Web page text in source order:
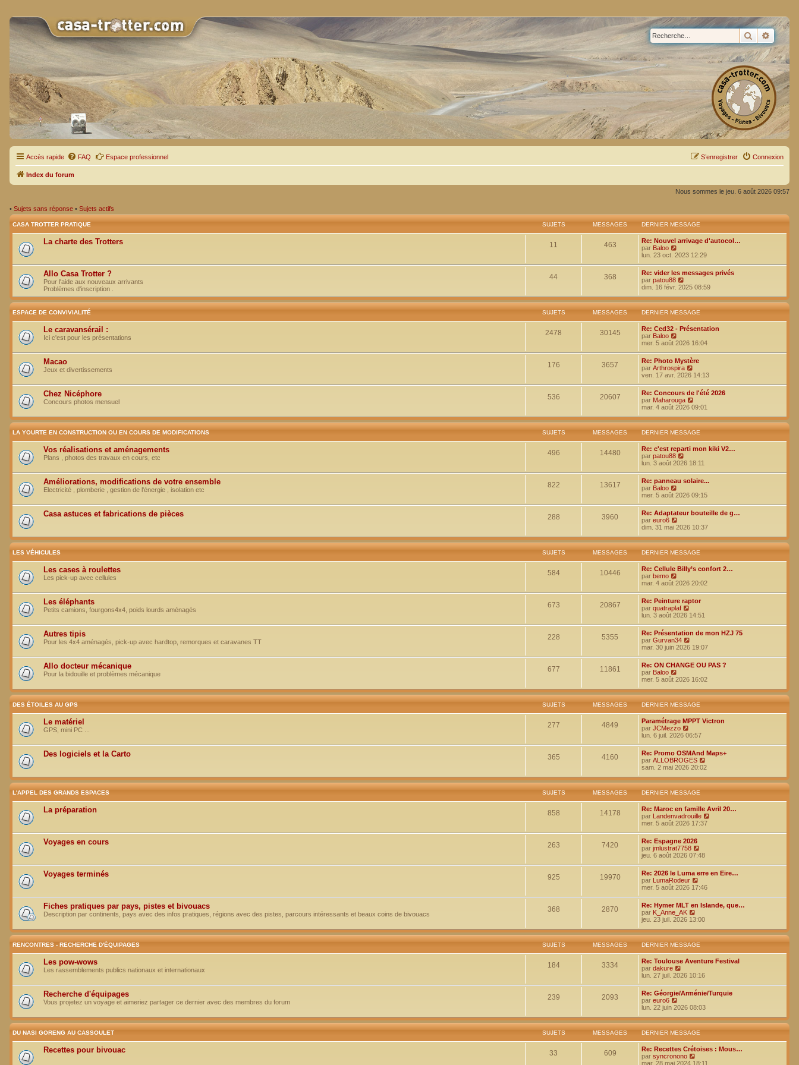
Rechercher
Accès rapide FAQ Espace professionnel Connexion
S’enregistrer
Index du forum
Nous sommes le jeu. 6 août 2026 09:57
• Sujets sans réponse • Sujets actifs
CASA TROTTER PRATIQUE SUJETS MESSAGES DERNIER MESSAGE
La charte des Trotters 11 463
Re: Nouvel arrivage d'autocol…
par Baloo
o
l
e
d
e
r
n
e
r
m
e
s
s
a
g
lun. 23 oct. 2023 12:29
Allo Casa Trotter ?
Pour l'aide aux nouveaux arrivants
Problèmes d'inscription .
44 368
Re: vider les messages privés
par patou88
o
r
l
e
d
e
n
e
r
m
e
s
s
a
g
dim. 16 févr. 2025 08:59
ESPACE DE CONVIVIALITÉ SUJETS MESSAGES DERNIER MESSAGE
Le caravansérail :
Ici c'est pour les présentations
2478 30145
Re: Ced32 - Présentation
par Baloo
o
l
e
d
e
r
n
i
r
m
e
s
s
a
g
mer. 5 août 2026 16:04
Macao
Jeux et divertissements
176 3657
Re: Photo Mystère
par Arthrospira
o
l
d
e
r
n
r
m
e
s
s
g
ven. 17 avr. 2026 14:13
Chez Nicéphore
Concours photos mensuel
536 20607
Re: Concours de l'été 2026
par Maharouga
o
r
l
e
d
e
n
e
r
m
e
s
s
g
mar. 4 août 2026 09:01
LA YOURTE EN CONSTRUCTION OU EN COURS DE MODIFICATIONS SUJETS MESSAGES DERNIER MESSAGE
Vos réalisations et aménagements
Plans , photos des travaux en cours, etc
496 14480
Re: c'est reparti mon kiki V2…
par patou88
o
l
d
e
r
i
r
m
e
s
s
g
lun. 3 août 2026 18:11
Améliorations, modifications de votre ensemble
Electricité , plomberie , gestion de l'énergie , isolation etc
822 13617
Re: panneau solaire...
par Baloo
o
l
d
e
r
n
e
r
m
e
s
s
a
g
mer. 5 août 2026 09:15
Casa astuces et fabrications de pièces 288 3960
Re: Adaptateur bouteille de g…
par euro6
o
r
l
e
d
e
n
r
m
e
s
s
a
g
dim. 31 mai 2026 10:37
LES VÉHICULES SUJETS MESSAGES DERNIER MESSAGE
Les cases à roulettes
Les pick-up avec cellules
584 10446
Re: Cellule Billy’s confort 2…
par bemo
o
l
e
d
e
r
n
i
m
s
s
a
g
mar. 4 août 2026 20:02
Les éléphants
Petits camions, fourgons4x4, poids lourds aménagés
673 20867
Re: Peinture raptor
par quatraplaf
o
l
d
e
r
r
m
e
s
s
g
lun. 3 août 2026 14:51
Autres tipis
Pour les 4x4 aménagés, pick-up avec hardtop, remorques et caravanes TT
228 5355
Re: Présentation de mon HZJ 75
par Gurvan34
o
l
d
e
r
n
e
r
m
e
s
s
a
g
mar. 30 juin 2026 19:07
Allo docteur mécanique
Pour la bidouille et problèmes mécanique
677 11861
Re: ON CHANGE OU PAS ?
par Baloo
o
r
l
e
d
e
r
n
e
r
m
e
s
s
a
g
e
mer. 5 août 2026 16:02
DES ÉTOILES AU GPS SUJETS MESSAGES DERNIER MESSAGE
Le matériel
GPS, mini PC ...
277 4849
Paramétrage MPPT Victron
par JCMezzo
o
l
e
d
e
r
n
r
m
e
s
s
a
g
lun. 6 juil. 2026 06:57
Des logiciels et la Carto 365 4160
Re: Promo OSMAnd Maps+
par ALLOBROGES
o
r
l
d
e
r
n
s
s
g
sam. 2 mai 2026 20:02
L'APPEL DES GRANDS ESPACES SUJETS MESSAGES DERNIER MESSAGE
La préparation 858 14178
Re: Maroc en famille Avril 20…
par Landenvadrouille
e
r
m
s
a
mer. 5 août 2026 17:37
Voyages en cours 263 7420
Re: Espagne 2026
par jmlustrat7758
o
l
d
e
r
i
r
m
e
s
s
g
jeu. 6 août 2026 07:48
Voyages terminés 925 19970
Re: 2026 le Luma erre en Eire…
par LumaRodeur
o
d
e
r
n
e
r
m
e
s
s
g
mer. 5 août 2026 17:46
Fiches pratiques par pays, pistes et bivouacs
Description par continents, pays avec des infos pratiques, régions avec des pistes, parcours intéressants et beaux coins de bivouacs
368 2870
Re: Hymer MLT en Islande, que…
par K_Anne_AK
o
r
l
e
d
e
n
e
r
m
e
s
s
a
g
e
jeu. 23 juil. 2026 13:00
RENCONTRES - RECHERCHE D'ÉQUIPAGES SUJETS MESSAGES DERNIER MESSAGE
Les pow-wows
Les rassemblements publics nationaux et internationaux
184 3334
Re: Toulouse Aventure Festival
par dakure
o
l
d
e
r
n
e
r
m
lun. 27 juil. 2026 10:16
Recherche d'équipages
Vous projetez un voyage et aimeriez partager ce dernier avec des membres du forum
239 2093
Re: Géorgie/Arménie/Turquie
par euro6
o
r
l
e
d
e
r
lun. 22 juin 2026 08:03
DU NASI GORENG AU CASSOULET SUJETS MESSAGES DERNIER MESSAGE
Recettes pour bivouac 33 609
Re: Recettes Crétoises : Mous…
par syncronono
o
mar. 28 mai 2024 18:11